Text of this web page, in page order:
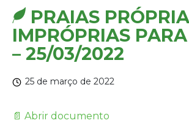
PRAIAS
IMPRÓPRIAS
– 25/03/2022
25 de março de 2022
📄 Abrir documento